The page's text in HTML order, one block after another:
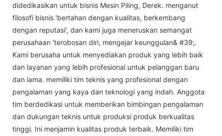
didedikasikan untuk bisnis Mesin Piling, Derek. menganut
filosofi bisnis 'bertahan dengan kualitas, berkembang
dengan reputasi', dan kami juga meneruskan semangat
perusahaan 'terobosan diri, mengejar keunggulan& #39;.
Kami berusaha untuk menyediakan produk yang lebih baik
dan layanan yang lebih profesional untuk pelanggan baru
dan lama. memiliki tim teknis yang profesional dengan
pengalaman yang kaya dan teknologi yang indah. Anggota
tim berdedikasi untuk memberikan bimbingan pengalaman
dan dukungan teknis untuk produksi produk berkualitas
tinggi. Ini menjamin kualitas produk terbaik. Memiliki tim